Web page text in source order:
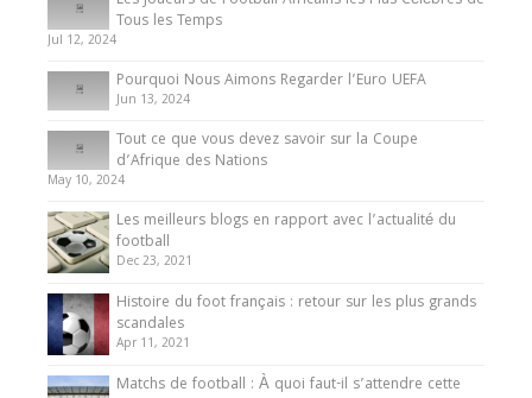
Tous les Temps
Jul 12, 2024
Pourquoi Nous Aimons Regarder l’Euro UEFA
Jun 13, 2024
Tout ce que vous devez savoir sur la Coupe
d’Afrique des Nations
May 10, 2024
Les meilleurs blogs en rapport avec l’actualité du
football
Dec 23, 2021
Histoire du foot français : retour sur les plus grands
scandales
Apr 11, 2021
Matchs de football : À quoi faut-il s’attendre cette